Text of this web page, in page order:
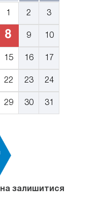
1 2 3
8 9 10
15 16 17
22 23 24
29 30 31
залишитися